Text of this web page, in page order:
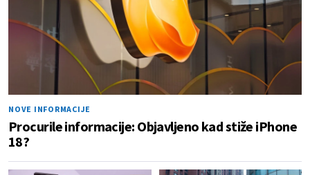
NOVE INFORMACIJE
Procurile informacije: Objavljeno kad stiže iPhone
18?